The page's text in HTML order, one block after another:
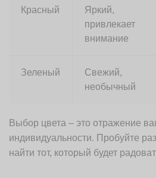
Красный
Яркий,
привлекает
внимание
Зеленый
Свежий,
необычный
Выбор цвета – это отражение
индивидуальности. Пробуйте
найти тот, который будет